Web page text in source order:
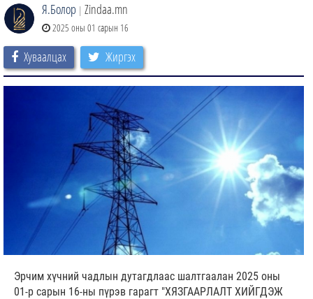
Я.Болор | Zindaa.mn
2025 оны 01 сарын 16
Хуваалцах Жиргэх
Эрчим хүчний чадлын дутагдлаас шалтгаалан 2025 оны
01-р сарын 16-ны пүрэв гарагт "ХЯЗГААРЛАЛТ ХИЙГДЭЖ